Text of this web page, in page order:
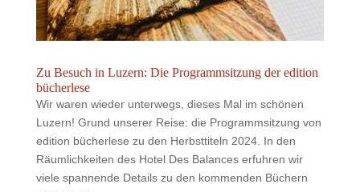
Zu Besuch in Luzern: Die Programmsitzung der edition
bücherlese
Wir waren wieder unterwegs, dieses Mal im schönen
Luzern! Grund unserer Reise: die Programmsitzung von
edition bücherlese zu den Herbsttiteln 2024. In den
Räumlichkeiten des Hotel Des Balances erfuhren wir
viele spannende Details zu den kommenden Büchern